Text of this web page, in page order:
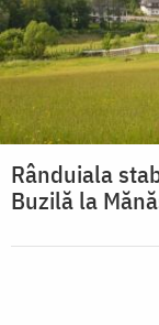
Rânduiala
Buzilă la